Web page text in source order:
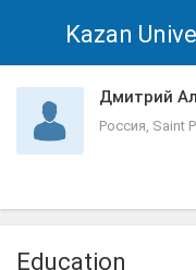
Kazan
Дмитрий
Россия, Saint
Education